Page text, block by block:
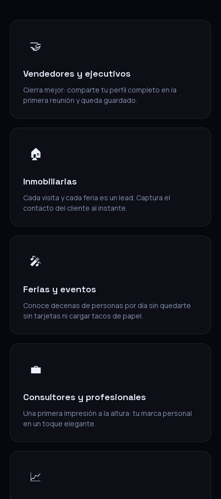
🤝
Vendedores y ejecutivos
Cierra mejor: comparte tu perfil completo en la
primera reunión y queda guardado.
🏠
Inmobiliarias
Cada visita y cada feria es un lead. Captura el
contacto del cliente al instante.
🎤
Ferias y eventos
Conoce decenas de personas por día sin quedarte
sin tarjetas ni cargar tacos de papel.
💼
Consultores y profesionales
Una primera impresión a la altura: tu marca personal
en un toque elegante.
📈